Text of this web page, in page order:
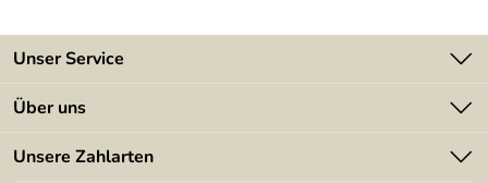
individuell nach Kundenwusch.
Gitterelement:
Unser Service
Kontakt
Kundeninformationen
Über uns
Angebote
Unsere Zahlarten